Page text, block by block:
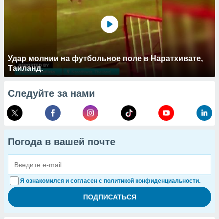
Удар молнии на футбольное поле в Наратхивате,
Таиланд.
Следуйте за нами
Погода в вашей почте
Я ознакомился и согласен с политикой конфиденциальности.